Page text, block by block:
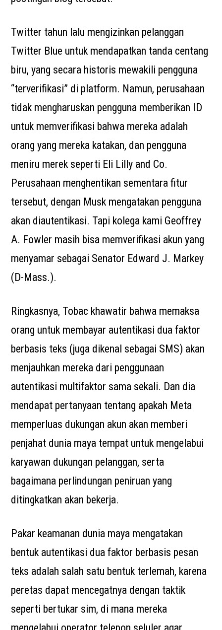
Twitter tahun lalu mengizinkan pelanggan
Twitter Blue untuk mendapatkan tanda centang
biru, yang secara historis mewakili pengguna
“terverifikasi” di platform. Namun, perusahaan
tidak mengharuskan pengguna memberikan ID
untuk memverifikasi bahwa mereka adalah
orang yang mereka katakan, dan pengguna
meniru merek seperti Eli Lilly and Co.
Perusahaan menghentikan sementara fitur
tersebut, dengan Musk mengatakan pengguna
akan diautentikasi. Tapi kolega kami Geoffrey
A. Fowler masih bisa memverifikasi akun yang
menyamar sebagai Senator Edward J. Markey
(D-Mass.).
Ringkasnya, Tobac khawatir bahwa memaksa
orang untuk membayar autentikasi dua faktor
berbasis teks (juga dikenal sebagai SMS) akan
menjauhkan mereka dari penggunaan
autentikasi multifaktor sama sekali. Dan dia
mendapat pertanyaan tentang apakah Meta
memperluas dukungan akun akan memberi
penjahat dunia maya tempat untuk mengelabui
karyawan dukungan pelanggan, serta
bagaimana perlindungan peniruan yang
ditingkatkan akan bekerja.
Pakar keamanan dunia maya mengatakan
bentuk autentikasi dua faktor berbasis pesan
teks adalah salah satu bentuk terlemah, karena
peretas dapat mencegatnya dengan taktik
seperti bertukar sim, di mana mereka